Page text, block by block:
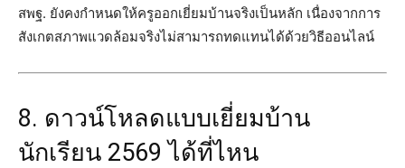
สพฐ. ยังคงกำหนดให้ครูออกเยี่ยมบ้านจริงเป็นหลัก เนื่องจากการ
สังเกตสภาพแวดล้อมจริงไม่สามารถทดแทนได้ด้วยวิธีออนไลน์
8. ดาวน์โหลดแบบเยี่ยมบ้าน
นักเรียน 2569 ได้ที่ไหน